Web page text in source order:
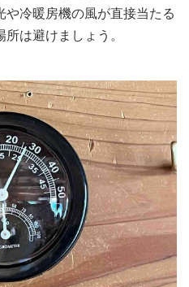
冷暖房機の風が直接当たる
は避けましょう。